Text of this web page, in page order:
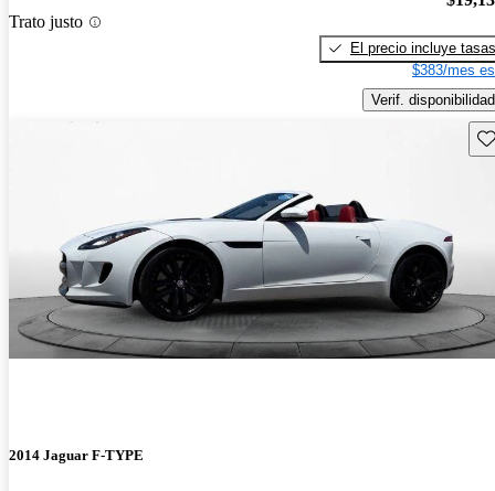
Trato justo
El precio incluye tasas
$383/mes
Verif. disponibilidad
2014 Jaguar F-TYPE